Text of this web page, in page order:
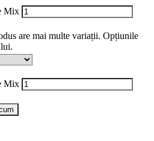
Mix
are mai multe variații. Opțiunile
Mix